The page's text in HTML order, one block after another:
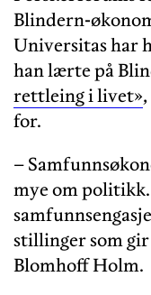
Blindern-
Universitas har
han lærte på
rettleing i livet»
for.
–
mye om
stillinger som
Blomhoff Holm.